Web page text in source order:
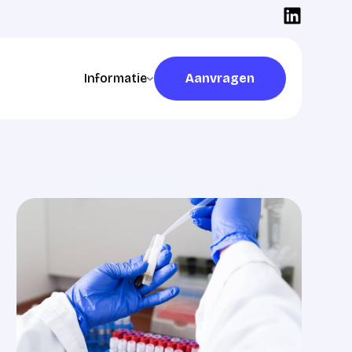
Informatie
Aanvragen
Aanvragen